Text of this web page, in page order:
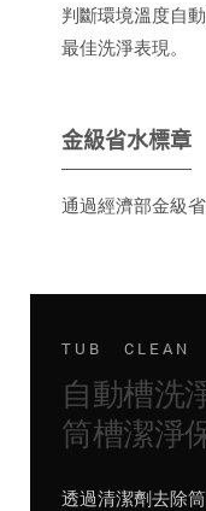
判斷環境溫度自
最佳洗淨表現。
金級省水標章
通過經濟部金級
TUB CLEAN
自動槽洗
筒槽潔淨
透過清潔劑去除